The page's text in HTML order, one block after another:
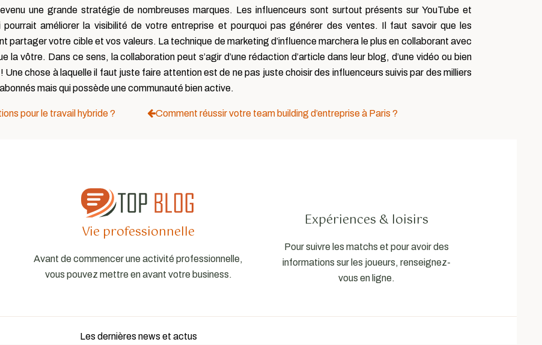
une grande stratégie de nombreuses marques. Les influenceurs sont surtout présents sur YouTube et
améliorer la visibilité de votre entreprise et pourquoi pas générer des ventes. Il faut savoir que les
partager votre cible et vos valeurs. La technique de marketing d’influence marchera le plus en collaborant avec
la vôtre. Dans ce sens, la collaboration peut s’agir d’une rédaction d’article dans leur blog, d’une vidéo ou bien
Une chose à laquelle il faut juste faire attention est de ne pas juste choisir des influenceurs suivis par des milliers
mais qui possède une communauté bien active.
pour le travail hybride ? Comment réussir votre team building d’entreprise à Paris ?
Vie professionnelle
Avant de commencer une activité professionnelle,
vous pouvez mettre en avant votre business.
Expériences & loisirs
Pour suivre les matchs et pour avoir des
informations sur les joueurs, renseignez-
vous en ligne.
Les dernières news et actus